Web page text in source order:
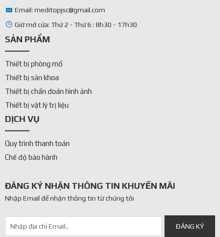
Email: meditopjsc@gmail.com
Giờ mở cửa: Thứ 2 - Thứ 6 : 8h30 - 17h30
SẢN PHẨM
Thiết bị phòng mổ
Thiết bị sản khoa
Thiết bị chẩn đoán hình ảnh
Thiết bị vật lý trị liệu
DỊCH VỤ
Quy trình thanh toán
Chế độ bảo hành
ĐĂNG KÝ NHẬN THÔNG TIN KHUYẾN MÃI
Nhập Email để nhận thông tin từ chúng tôi